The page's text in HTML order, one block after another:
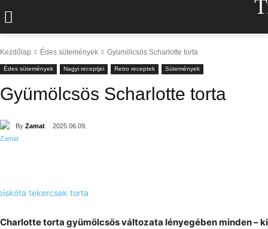
Kezdőlap Édes sütemények Gyümölcsös Scharlotte torta
Édes sütemények Nagyi receptjei Retro receptek Sütemények
Gyümölcsös Scharlotte torta
By Zamat 2025.06.09.
Charlotte torta gyümölcsös változata lényegében minden –